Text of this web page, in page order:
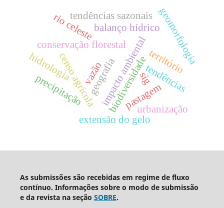
conservação florestal
impacto ambiental
censo agrícolabiodiversidade
rio celeste
tendências
precipitaçãovazão
balanço hídricogeomorfologia
hidrologia
extensão do gelo
tendências sazonais
território
pastagem
urbanização
geografia sig
As submissões são recebidas em regime de fluxo
contínuo. Informações sobre o modo de submissão
e da revista na seção SOBRE.